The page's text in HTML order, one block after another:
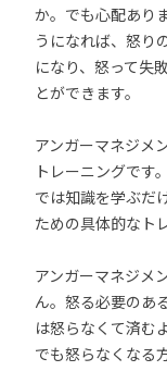
か。でも心配あり
うになれば、怒り
になり、怒って失
とができます。
アンガーマネジメ
トレーニングです
では知識を学ぶだ
ための具体的なト
アンガーマネジメ
ん。怒る必要のあ
は怒らなくて済む
でも怒らなくなる